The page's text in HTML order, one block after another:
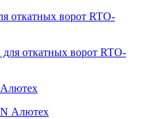
откатных ворот RTO-